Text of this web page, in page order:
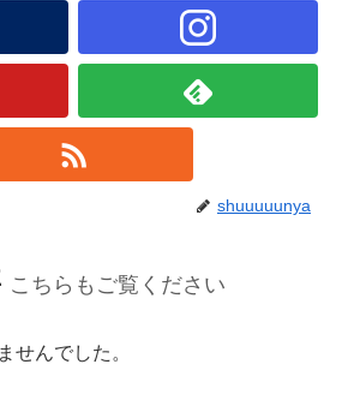
shuuuuunya
こちらもご覧ください
せんでした。